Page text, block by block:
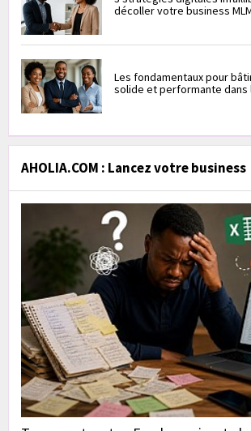
décoller votre business
Les fondamentaux pour
solide et performante dans
AHOLIA.COM : Lancez votre business